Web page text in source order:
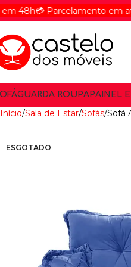
💳 Parcelamento em até 12x
GUARDA ROUPA PAINEL
Início Sala de Estar Sofás Sofá
ESGOTADO